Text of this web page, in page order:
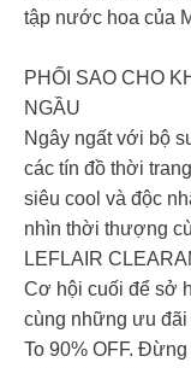
tập nước hoa của
PHỐI SAO CHO
NGẦU
Ngây ngất với bộ
các tín đồ thời
siêu cool và độc
nhìn thời thượng
LEFLAIR
Cơ hội cuối để sở
cùng những ưu
To 90% OFF.